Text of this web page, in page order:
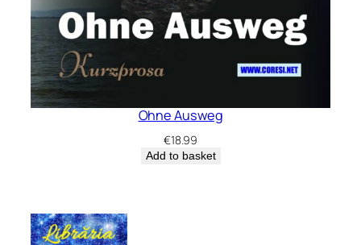
Ohne Ausweg
€18.99
Add to basket